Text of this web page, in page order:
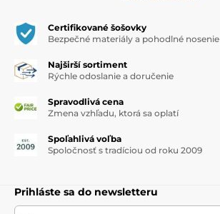
Certifikované šošovky
Bezpečné materiály a pohodlné nosenie
Najširší sortiment
Rýchle odoslanie a doručenie
Spravodlivá cena
Zmena vzhľadu, ktorá sa oplatí
Spoľahlivá voľba
Spoločnosť s tradíciou od roku 2009
Prihláste sa do newsletteru